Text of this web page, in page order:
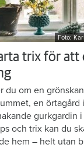
Foto:
trix för att
du om en
en
gurkgardin
och trix kan du
hem – helt utan